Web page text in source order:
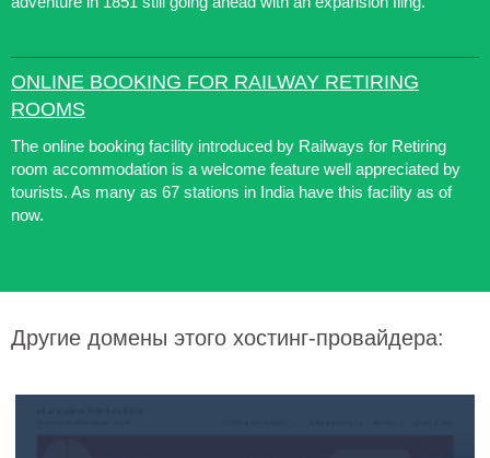
ONLINE BOOKING FOR RAILWAY RETIRING
ROOMS
The online booking facility introduced by Railways for Retiring
room accommodation is a welcome feature well appreciated by
tourists. As many as 67 stations in India have this facility as of
now.
Другие домены этого хостинг-провайдера: